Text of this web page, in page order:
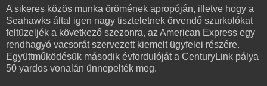
A sikeres közös munka örömének apropóján, illetve hogy a
Seahawks által igen nagy tiszteletnek örvendő szurkolókat
feltüzeljék a következő szezonra, az American Express egy
rendhagyó vacsorát szervezett kiemelt ügyfelei részére.
Együttműködésük második évfordulóját a CenturyLink pálya
50 yardos vonalán ünnepelték meg.